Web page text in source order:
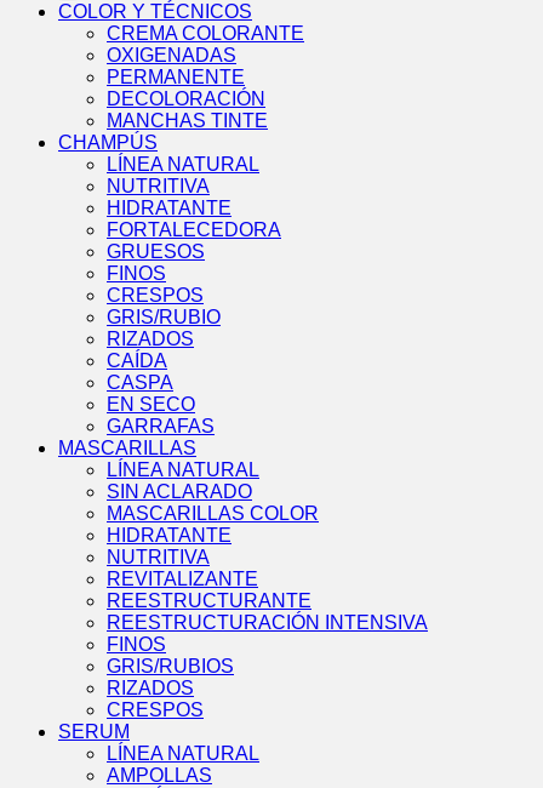
COLOR Y TÉCNICOS
CREMA COLORANTE
OXIGENADAS
PERMANENTE
DECOLORACIÓN
MANCHAS TINTE
CHAMPÚS
LÍNEA NATURAL
NUTRITIVA
HIDRATANTE
FORTALECEDORA
GRUESOS
FINOS
CRESPOS
GRIS/RUBIO
RIZADOS
CAÍDA
CASPA
EN SECO
GARRAFAS
MASCARILLAS
LÍNEA NATURAL
SIN ACLARADO
MASCARILLAS COLOR
HIDRATANTE
NUTRITIVA
REVITALIZANTE
REESTRUCTURANTE
REESTRUCTURACIÓN INTENSIVA
FINOS
GRIS/RUBIOS
RIZADOS
CRESPOS
SERUM
LÍNEA NATURAL
AMPOLLAS